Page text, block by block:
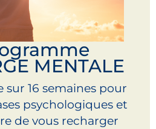
MENTALE
16 semaines pour
psychologiques et
de vous recharger